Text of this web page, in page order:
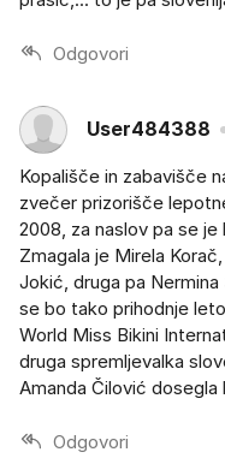
Odgovori
User484388
Kopališče in zabavišče
zvečer prizorišče
2008, za naslov pa se
Zmagala je Mirela
Jokić, druga pa
se bo tako prihodnje
World Miss Bikini
druga spremljevalka
Amanda Čilović dosegla
Odgovori